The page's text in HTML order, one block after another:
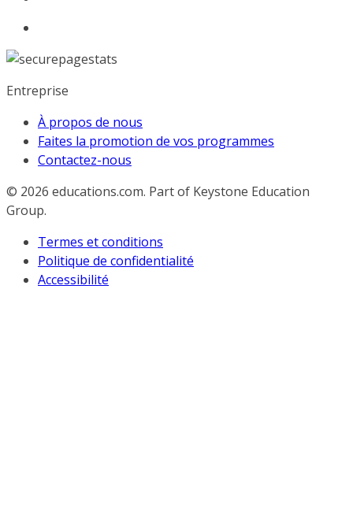
Entreprise
À propos de nous
Faites la promotion de vos programmes
Contactez-nous
© 2026 educations.com. Part of Keystone Education
Group.
Termes et conditions
Politique de confidentialité
Accessibilité